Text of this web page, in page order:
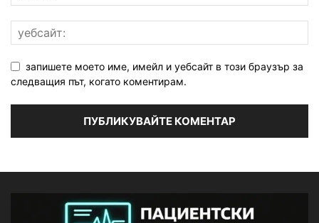
запишете моето име, имейл и уебсайт в този браузър за
следващия път, когато коментирам.